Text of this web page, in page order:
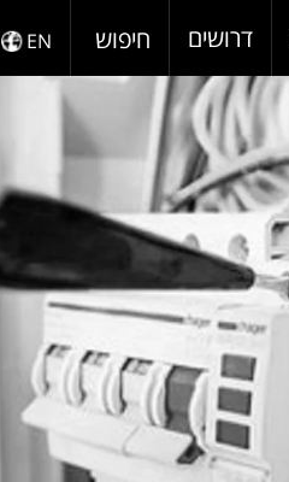
דרושים חיפוש EN